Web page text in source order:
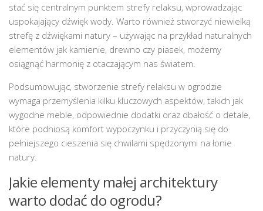
stać się centralnym punktem strefy relaksu, wprowadzając
uspokajający dźwięk wody. Warto również stworzyć niewielką
strefę z dźwiękami natury – używając na przykład naturalnych
elementów jak kamienie, drewno czy piasek, możemy
osiągnąć harmonię z otaczającym nas światem.
Podsumowując, stworzenie strefy relaksu w ogrodzie
wymaga przemyślenia kilku kluczowych aspektów, takich jak
wygodne meble, odpowiednie dodatki oraz dbałość o detale,
które podniosą komfort wypoczynku i przyczynią się do
pełniejszego cieszenia się chwilami spędzonymi na łonie
natury.
Jakie elementy małej architektury
warto dodać do ogrodu?